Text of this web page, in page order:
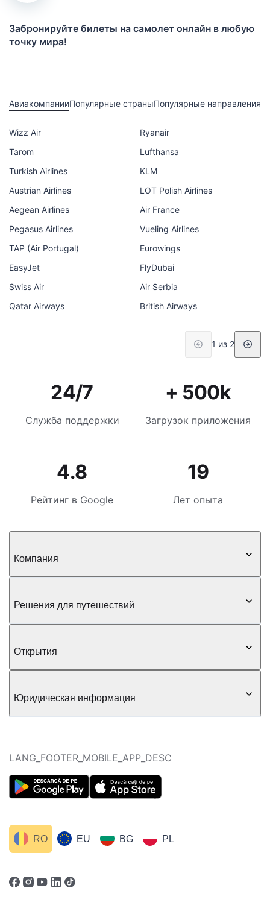
Забронируйте билеты на самолет онлайн в любую
точку мира!
АвиакомпанииПопулярные страныПопулярные направления
Wizz Air
Ryanair
Tarom
Lufthansa
Turkish Airlines
KLM
Austrian Airlines
LOT Polish Airlines
Aegean Airlines
Air France
Pegasus Airlines
Vueling Airlines
TAP (Air Portugal)
Eurowings
EasyJet
FlyDubai
Swiss Air
Air Serbia
Qatar Airways
British Airways
1 из 2
24/7
Служба поддержки
+ 500k
Загрузок приложения
4.8
Рейтинг в Google
19
Лет опыта
Компания
Решения для путешествий
Открытия
Юридическая информация
LANG_FOOTER_MOBILE_APP_DESC
EU BG PL
RO